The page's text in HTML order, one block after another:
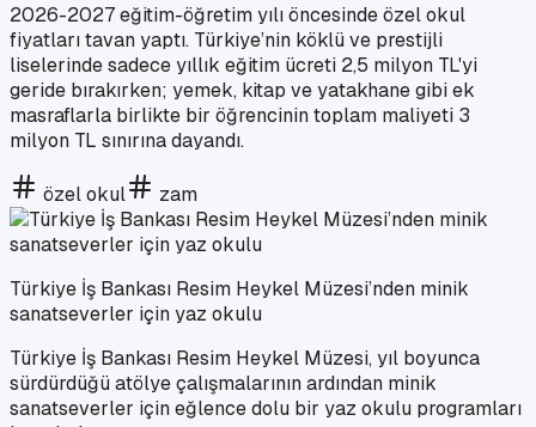
2026-2027 eğitim-öğretim yılı öncesinde özel okul
fiyatları tavan yaptı. Türkiye’nin köklü ve prestijli
liselerinde sadece yıllık eğitim ücreti 2,5 milyon TL'yi
geride bırakırken; yemek, kitap ve yatakhane gibi ek
masraflarla birlikte bir öğrencinin toplam maliyeti 3
milyon TL sınırına dayandı.
özel okul zam
Türkiye İş Bankası Resim Heykel Müzesi’nden minik
sanatseverler için yaz okulu
Türkiye İş Bankası Resim Heykel Müzesi, yıl boyunca
sürdürdüğü atölye çalışmalarının ardından minik
sanatseverler için eğlence dolu bir yaz okulu programları